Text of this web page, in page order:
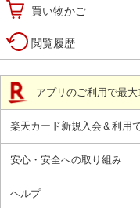
買い物かご
閲覧履歴
アプリのご利用で最大
楽天カード新規入会＆利用
安心・安全への取り組み
ヘルプ